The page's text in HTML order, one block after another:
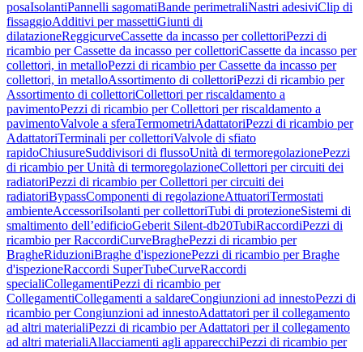
posaIsolantiPannelli sagomatiBande perimetraliNastri adesiviClip di
fissaggioAdditivi per massettiGiunti di
dilatazioneReggicurveCassette da incasso per collettoriPezzi di
ricambio per Cassette da incasso per collettoriCassette da incasso per
collettori, in metalloPezzi di ricambio per Cassette da incasso per
collettori, in metalloAssortimento di collettoriPezzi di ricambio per
Assortimento di collettoriCollettori per riscaldamento a
pavimentoPezzi di ricambio per Collettori per riscaldamento a
pavimentoValvole a sferaTermometriAdattatoriPezzi di ricambio per
AdattatoriTerminali per collettoriValvole di sfiato
rapidoChiusureSuddivisori di flussoUnità di termoregolazionePezzi
di ricambio per Unità di termoregolazioneCollettori per circuiti dei
radiatoriPezzi di ricambio per Collettori per circuiti dei
radiatoriBypassComponenti di regolazioneAttuatoriTermostati
ambienteAccessoriIsolanti per collettoriTubi di protezioneSistemi di
smaltimento dell’edificioGeberit Silent-db20TubiRaccordiPezzi di
ricambio per RaccordiCurveBraghePezzi di ricambio per
BragheRiduzioniBraghe d'ispezionePezzi di ricambio per Braghe
d'ispezioneRaccordi SuperTubeCurveRaccordi
specialiCollegamentiPezzi di ricambio per
CollegamentiCollegamenti a saldareCongiunzioni ad innestoPezzi di
ricambio per Congiunzioni ad innestoAdattatori per il collegamento
ad altri materialiPezzi di ricambio per Adattatori per il collegamento
ad altri materialiAllacciamenti agli apparecchiPezzi di ricambio per